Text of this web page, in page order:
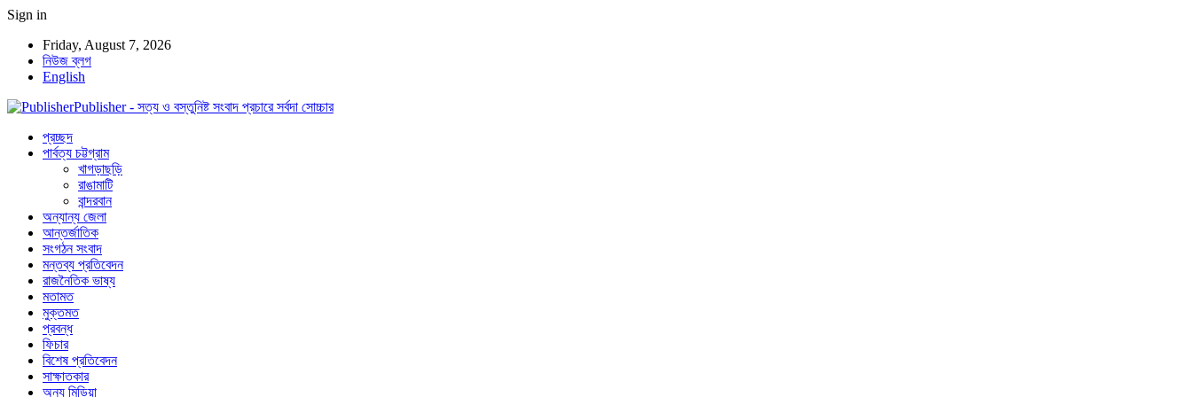
Sign in
Friday, August 7, 2026
নিউজ ব্লগ
English
Publisher - সত্য ও বস্তুনিষ্ট সংবাদ প্রচারে সর্বদা সোচ্চার
প্রচ্ছদ
পার্বত্য চট্টগ্রাম
খাগড়াছড়ি
রাঙামাটি
বান্দরবান
অন্যান্য জেলা
আন্তর্জাতিক
সংগঠন সংবাদ
মন্তব্য প্রতিবেদন
রাজনৈতিক ভাষ্য
মতামত
মুক্তমত
প্রবন্ধ
ফিচার
বিশেষ প্রতিবেদন
সাক্ষাতকার
অন্য মিডিয়া